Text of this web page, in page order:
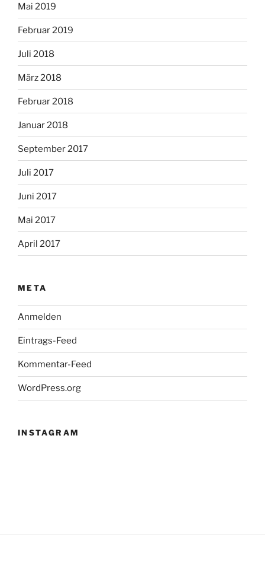
Mai 2019
Februar 2019
Juli 2018
März 2018
Februar 2018
Januar 2018
September 2017
Juli 2017
Juni 2017
Mai 2017
April 2017
META
Anmelden
Eintrags-Feed
Kommentar-Feed
WordPress.org
INSTAGRAM